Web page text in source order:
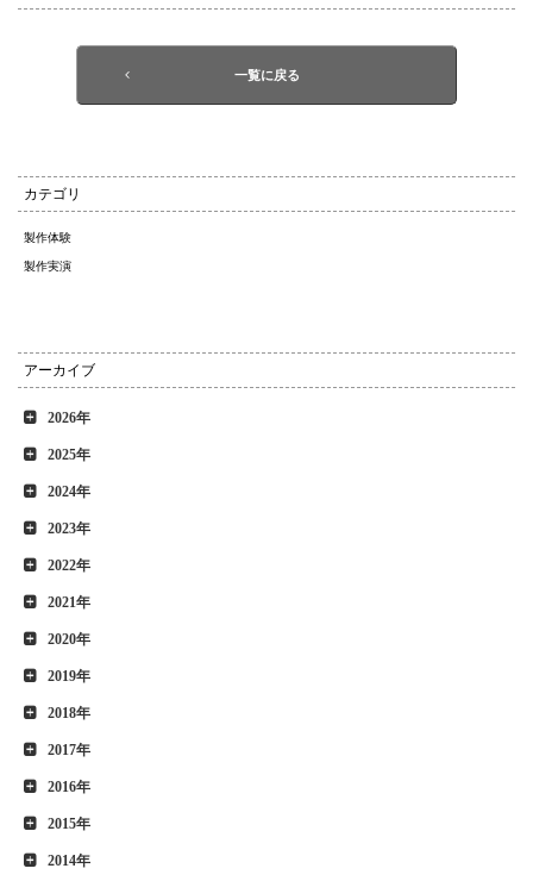
一覧に戻る
カテゴリ
製作体験
製作実演
アーカイブ
2026年
2025年
2024年
2023年
2022年
2021年
2020年
2019年
2018年
2017年
2016年
2015年
2014年